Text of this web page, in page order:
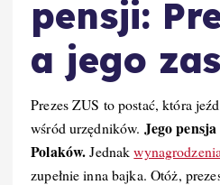
pensji:
a jego
Prezes ZUS to postać, która
wśród urzędników. Jego
Polaków.Jednakwynagrodzenia
zupełnie inna bajka. Otóż,